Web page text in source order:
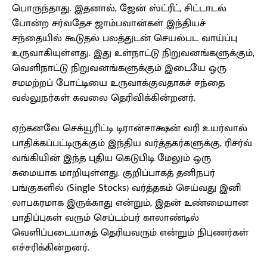
பொருந்தாது. இதனால், ஜேன் ஸ்ட்ரீட், சிட்டாடல்
போன்ற சர்வதேச ஜாம்பவான்கள் இந்தியச்
சந்தையில் கூடுதல் பலத்துடன் செயல்பட வாய்ப்பு
உருவாகியுள்ளது. இது உள்நாட்டு நிறுவனங்களுக்கும்,
வெளிநாட்டு நிறுவனங்களுக்கும் இடையே ஒரு
சமமற்றப் போட்டியை உருவாக்குவதாகச் சந்தை
வல்லுநர்கள் கவலை தெரிவிக்கின்றனர்.
ஏற்கனவே செக்யூரிட்டி டிரான்சாக்ஷன் வரி உயர்வால்
பாதிக்கப்பட்டிருக்கும் இந்திய வர்த்தகர்களுக்கு, ரிசர்வ்
வங்கியின் இந்த புதிய கெடுபிடி மேலும் ஒரு
சுமையாக மாறியுள்ளது. குறிப்பாகத் தனிநபர்
பங்குகளில் (Single Stocks) வர்த்தகம் செய்வது இனி
லாபகரமாக இருக்காது என்றும், இதன் உண்மையான
பாதிப்புகள் வரும் செப்டம்பர் காலாண்டில்
வெளிப்படையாகத் தெரியவரும் என்றும் நிபுணர்கள்
எச்சரிக்கின்றனர்.